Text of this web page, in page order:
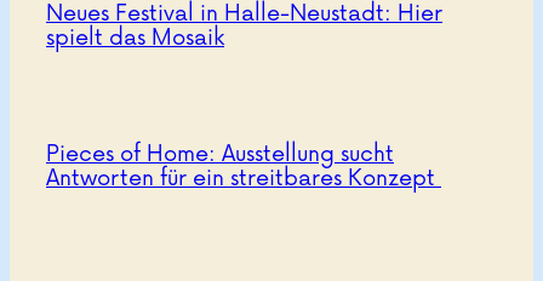
Neues Festival in Halle-Neustadt: Hier
spielt das Mosaik
Pieces of Home: Ausstellung sucht
Antworten für ein streitbares Konzept